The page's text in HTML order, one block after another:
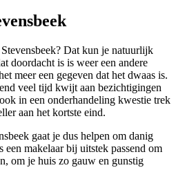
Dat kun je natuurlijk
doordacht is is weer een andere
meer een gegeven dat het dwaas is.
veel tijd kwijt aan bezichtigingen
in een onderhandeling kwestie trek
aan het kortste eind.
gaat je dus helpen om danig
een makelaar bij uitstek passend om
om je huis zo gauw en gunstig